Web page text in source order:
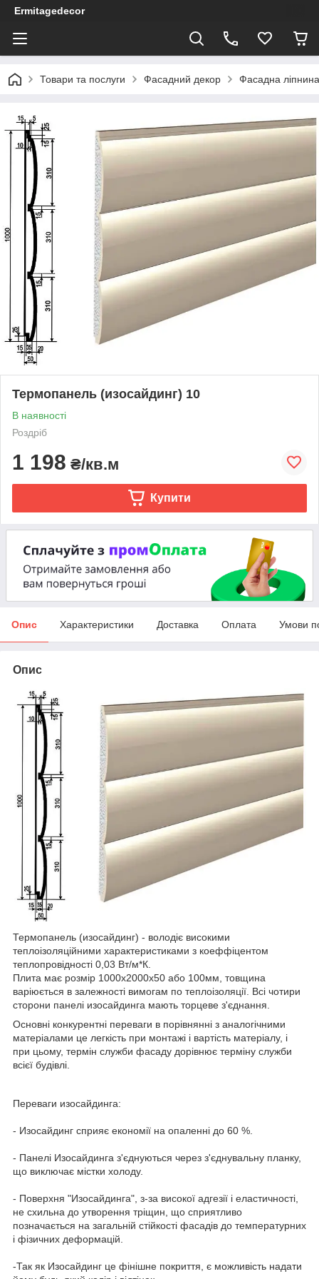
Ermitagedecor
Товари та послуги Фасадний декор Фасадна ліпнина
Термопанель (изосайдинг) 10
В наявності
Роздріб
1 198 ₴/кв.м
Купити
Опис Характеристики Доставка Оплата Умови
Опис
Термопанель (изосайдинг) - володіє високими
теплоізоляційними характеристиками з коеффіцентом
теплопровідності 0,03 Вт/м*К.
Плита має розмір 1000х2000х50 або 100мм, товщина
варіюється в залежності вимогам по теплоізоляції. Всі чотири
сторони панелі изосайдинга мають торцеве з'єднання.
Основні конкурентні переваги в порівнянні з аналогічними
матеріалами це легкість при монтажі і вартість матеріалу, і
при цьому, термін служби фасаду дорівнює терміну служби
всієї будівлі.
Переваги изосайдинга:
- Изосайдинг сприяє економії на опаленні до 60 %.
- Панелі Изосайдинга з'єднуються через з'єднувальну планку,
що виключає містки холоду.
- Поверхня "Изосайдинга", з-за високої адгезії і еластичності,
не схильна до утворення тріщин, що сприятливо
позначається на загальній стійкості фасадів до температурних
і фізичних деформацій.
-Так як Изосайдинг це фінішне покриття, є можливість надати